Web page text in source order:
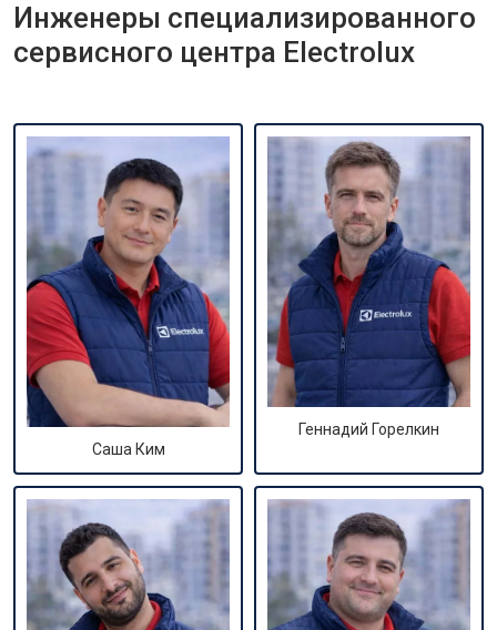
Инженеры специализированного
сервисного центра Electrolux
Саша Ким
Геннадий Горелкин